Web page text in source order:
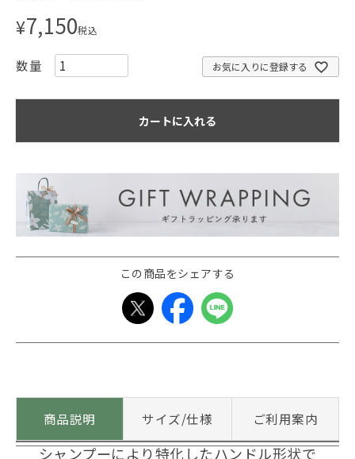
¥7,150税込
お気に入りに登録する
カートに入れる
この商品をシェアする
商品説明 サイズ/仕様 ご利用案内
シャンプーにより特化したハンドル形状で